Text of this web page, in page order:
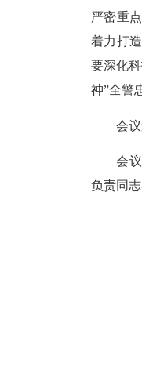
严密重
着力打
要深化
神”全警
会议还
会议以
负责同